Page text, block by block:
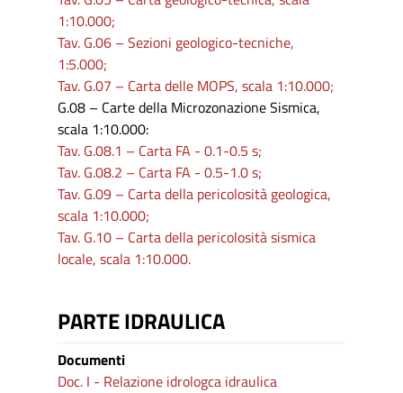
1:10.000;
Tav. G.06 – Sezioni geologico-tecniche,
1:5.000;
Tav. G.07 – Carta delle MOPS, scala 1:10.000;
G.08 – Carte della Microzonazione Sismica,
scala 1:10.000:
Tav. G.08.1 – Carta FA - 0.1-0.5 s;
Tav. G.08.2 – Carta FA - 0.5-1.0 s;
Tav. G.09 – Carta della pericolosità geologica,
scala 1:10.000;
Tav. G.10 – Carta della pericolosità sismica
locale, scala 1:10.000.
PARTE IDRAULICA
Documenti
Doc. I - Relazione idrologca idraulica